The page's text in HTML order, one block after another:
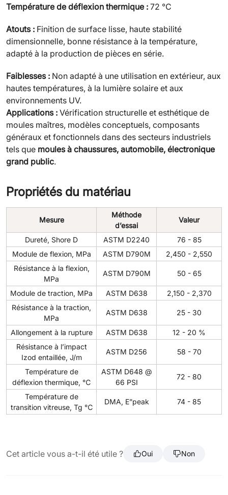
Température de déflexion thermique : 72 ℃
Atouts : Finition de surface lisse, haute stabilité
dimensionnelle, bonne résistance à la température,
adapté à la production de pièces en série.
Faiblesses : Non adapté à une utilisation en extérieur, aux
hautes températures, à la lumière solaire et aux
environnements UV.
Applications : Vérification structurelle et esthétique de
moules maîtres, modèles conceptuels, composants
généraux et fonctionnels dans des secteurs industriels
tels que moules à chaussures, automobile, électronique
grand public.
Propriétés du matériau
Mesure
Méthode
d’essai
Valeur
Dureté, Shore D ASTM D2240
76 - 85
Module de flexion, MPa
ASTM D790M
2,450 - 2,550
Résistance à la flexion,
MPa
ASTM D790M 50 - 65
Module de traction, MPa ASTM D638
2,150 - 2,370
Résistance à la traction,
MPa
ASTM D638 25 - 30
Allongement à la rupture ASTM D638
12 - 20 %
Résistance à l’impact
Izod entaillée, J/m
ASTM D256 58 - 70
Température de
déflexion thermique, ℃
ASTM D648 @
66 PSI
72 - 80
Température de
transition vitreuse, Tg ℃
DMA, E”peak 74 - 85
Cet article vous a-t-il été utile ? Oui Non